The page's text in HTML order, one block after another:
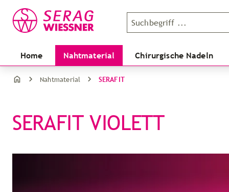
Home Nahtmaterial Chirurgische Nadeln
Nahtmaterial SERAFIT
SERAFIT VIOLETT